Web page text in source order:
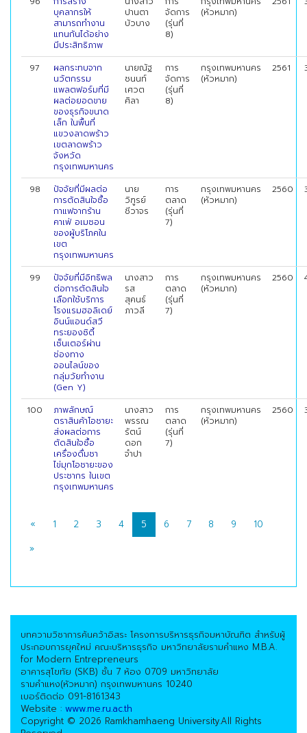
บุคลากรให้
สามารถทำงาน
แทนกันได้อย่าง
มีประสิทธิภาพ
ปานตา
บัวบาง
จัดการ
(รุ่นที่
8)
(หัวหมาก)
97
ผลกระทบจาก
นวัตกรรม
แพลตฟอร์มที่มี
ผลต่อยอดขาย
ของธุรกิจขนาด
เล็ก ในพื้นที่
แขวงลาดพร้าว
เขตลาดพร้าว
จังหวัด
กรุงเทพมหานคร
นายณัฐ
ชนนท์
เศวต
ศิลา
การ
จัดการ
(รุ่นที่
8)
กรุงเทพมหานคร
(หัวหมาก)
2561
98
ปัจจัยที่มีผลต่อ
การตัดสินใจซื้อ
กาแฟจากร้าน
คาเฟ่ อเมซอน
ของผู้บริโภคใน
เขต
กรุงเทพมหานคร
นาย
วิฑูรย์
ชีวาจร
การ
ตลาด
(รุ่นที่
7)
กรุงเทพมหานคร
(หัวหมาก)
2560
99
ปัจจัยที่มีอิทธิพล
ต่อการตัดสินใจ
เลือกใช้บริการ
โรงแรมฮอลิเดย์
อินน์แอนด์สวี
ทระยองซิตี้
เซ็นเตอร์ผ่าน
ช่องทาง
ออนไลน์ของ
กลุ่มวัยทำงาน
(Gen Y)
นางสาว
รส
สุคนธ์
ภาวลี
การ
ตลาด
(รุ่นที่
7)
กรุงเทพมหานคร
(หัวหมาก)
2560
100
ภาพลักษณ์
ตราสินค้าโอชายะ
ส่งผลต่อการ
ตัดสินใจซื้อ
เครื่องดื่มชา
ไข่มุกโอชายะของ
ประชากร ในเขต
กรุงเทพมหานคร
นางสาว
พรรณ
รัตน์
ดอก
จำปา
การ
ตลาด
(รุ่นที่
7)
กรุงเทพมหานคร
(หัวหมาก)
2560
« 1 2 3 4 5 6 7 8 9
10
»
บทความวิชาการค้นคว้าอิสระ โครงการบริหารธุรกิจมหาบัณฑิต สำหรับผู้
ประกอบการยุคใหม่ คณะบริหารธุรกิจ มหาวิทยาลัยรามคำแหง M.B.A.
for Modern Entrepreneurs
อาคารสุโขทัย (SKB) ชั้น 7 ห้อง 0709 มหาวิทยาลัย
รามคำแหง(หัวหมาก) กรุงเทพมหานคร 10240
เบอร์ติดต่อ 091-8161343
Website : www.me.ru.ac.th
Copyright © 2026 Ramkhamhaeng University.All Rights